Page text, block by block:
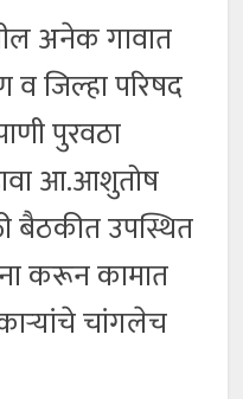
अनेक गावात
व जिल्हा परिषद
पुरवठा
आ.आशुतोष
बैठकीत उपस्थित
करून कामात
चांगलेच